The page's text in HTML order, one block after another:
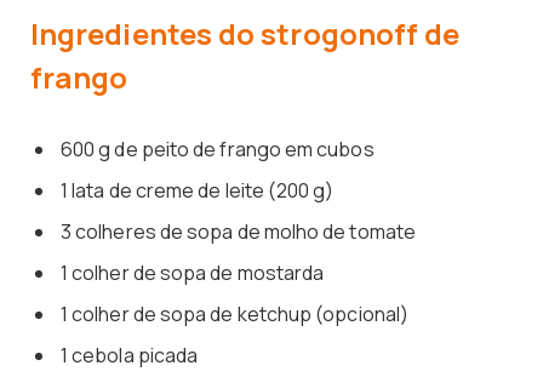
Ingredientes do strogonoff de
frango
600 g de peito de frango em cubos
1 lata de creme de leite (200 g)
3 colheres de sopa de molho de tomate
1 colher de sopa de mostarda
1 colher de sopa de ketchup (opcional)
1 cebola picada